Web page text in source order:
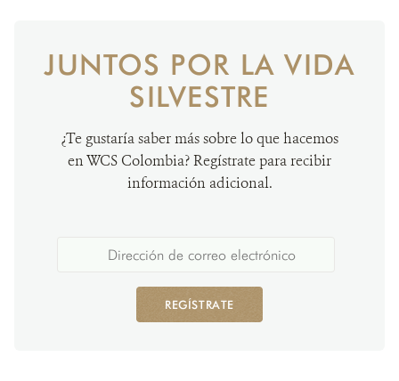
JUNTOS POR LA VIDA
SILVESTRE
¿Te gustaría saber más sobre lo que hacemos
en WCS Colombia? Regístrate para recibir
información adicional.
REGÍSTRATE